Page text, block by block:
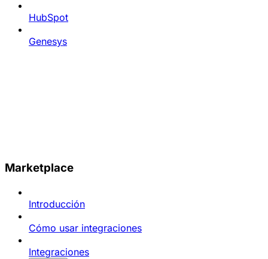
HubSpot
Genesys
Marketplace
Introducción
Cómo usar integraciones
Integraciones